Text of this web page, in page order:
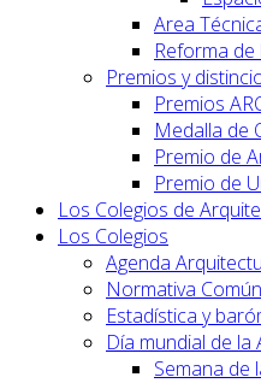
Area
Reforma
Premios y
Premios
Medalla de
Premio de
Premio de
Los Colegios de
Los Colegios
Agenda
Normativa
Estadística y
Día mundial de la
Semana de